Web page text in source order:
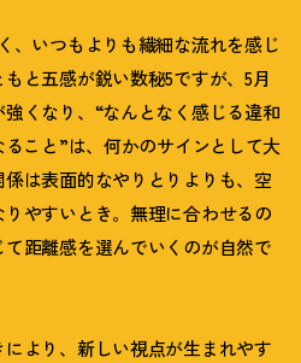
、いつもよりも繊細な流れを感じ
と五感が鋭い数秘5ですが、5月
くなり、“なんとなく感じる違和
こと”は、何かのサインとして大
は表面的なやりとりよりも、空
やすいとき。無理に合わせるの
距離感を選んでいくのが自然で
より、新しい視点が生まれやす